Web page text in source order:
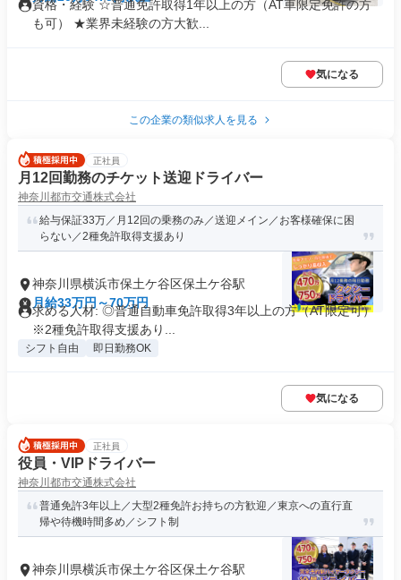
資格・経験 ☆普通免許取得1年以上の方（AT車限定免許の方
も可） ★業界未経験の方大歓...
気になる
この企業の類似求人を見る
正社員
月12回勤務のチケット送迎ドライバー
神奈川都市交通株式会社
給与保証33万／月12回の乗務のみ／送迎メイン／お客様確保に困
らない／2種免許取得支援あり
神奈川県横浜市保土ケ谷区保土ケ谷駅
月給33万円～70万円
求める人材: ◎普通自動車免許取得3年以上の方（AT限定可）
※2種免許取得支援あり...
シフト自由 即日勤務OK
気になる
正社員
役員・VIPドライバー
神奈川都市交通株式会社
普通免許3年以上／大型2種免許お持ちの方歓迎／東京への直行直
帰や待機時間多め／シフト制
神奈川県横浜市保土ケ谷区保土ケ谷駅